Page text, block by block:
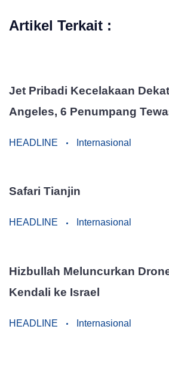
Artikel Terkait :
Jet Pribadi Kecelakaan
Angeles, 6 Penumpang
HEADLINE Internasional
Safari Tianjin
HEADLINE Internasional
Hizbullah Meluncurkan
Kendali ke Israel
HEADLINE Internasional